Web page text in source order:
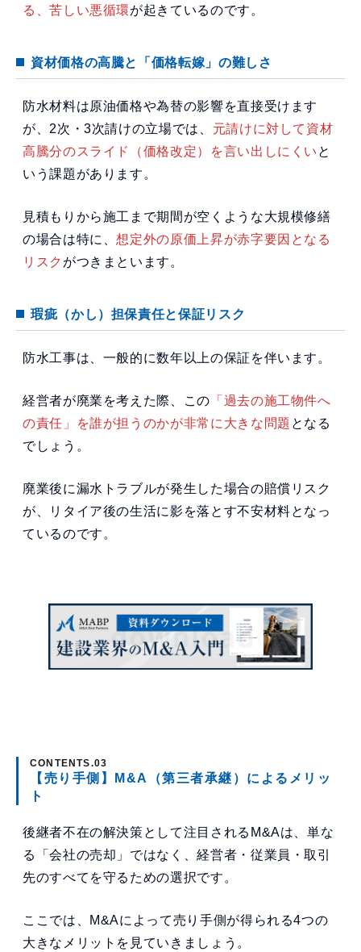
る、苦しい悪循環が起きているのです。
資材価格の高騰と「価格転嫁」の難しさ
防水材料は原油価格や為替の影響を直接受けます
が、2次・3次請けの立場では、 元請けに対して資材
高騰分のスライド（価格改定）を言い出しにくい と
いう課題があります。
見積もりから施工まで期間が空くような大規模修繕
の場合は特に、想定外の原価上昇が赤字要因となる
リスク がつきまといます。
瑕疵（かし）担保責任と保証リスク
防水工事は、一般的に数年以上の保証を伴います。
経営者が廃業を考えた際、この 「過去の施工物件へ
の責任」を誰が担うのかが非常に大きな問題 となる
でしょう。
廃業後に漏水トラブルが発生した場合の賠償リスク
が、リタイア後の生活に影を落とす不安材料となっ
ているのです。
【売り手側】M&A（第三者承継）によるメリッ
ト
後継者不在の解決策として注目されるM&Aは、単な
る「会社の売却」ではなく、経営者・従業員・取引
先のすべてを守るための選択です。
ここでは、M&Aによって売り手側が得られる4つの
大きなメリットを見ていきましょう。